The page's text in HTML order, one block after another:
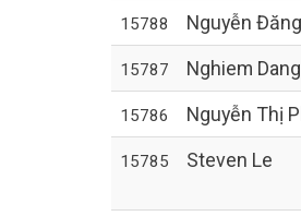
15788 Nguyễn
15787 Nghiem Dang
15786 Nguyễn Thị
15785 Steven Le